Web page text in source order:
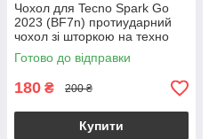
Чохол для Tecno Spark Go
2023 (BF7n) протиударний
чохол зі шторкою на техно
спарк го 2023 чорний crt
Готово до відправки
180 ₴ 200 ₴
Купити